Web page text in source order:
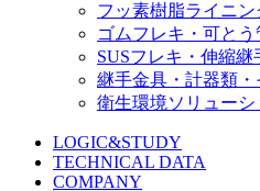
フッ素樹脂ライニ
ゴムフレキ・可とう
SUSフレキ・伸縮継
継手金具・計器類・
衛生環境ソリューシ
LOGIC&STUDY
TECHNICAL DATA
COMPANY